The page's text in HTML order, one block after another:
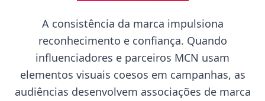
A consistência da marca impulsiona
reconhecimento e confiança. Quando
influenciadores e parceiros MCN usam
elementos visuais coesos em campanhas, as
audiências desenvolvem associações de marca